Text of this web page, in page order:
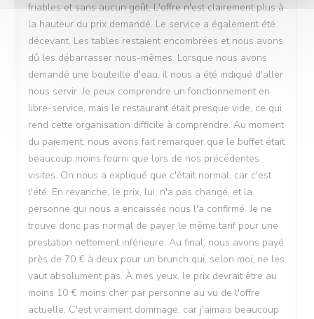
friables et sans aucun goût. L'offre n'est clairement plus à
la hauteur du prix demandé. Le service a également été
décevant. Les tables restaient encombrées et nous avons
dû les débarrasser nous-mêmes. Lorsque nous avons
demandé une bouteille d'eau, il nous a été indiqué d'aller
nous servir. Je peux comprendre un fonctionnement en
libre-service, mais le restaurant était presque vide, ce qui
rend cette organisation difficile à comprendre. Au moment
du paiement, nous avons fait remarquer que le buffet était
beaucoup moins fourni que lors de nos précédentes
visites. On nous a expliqué que c'était normal, car c'est
l'été. En revanche, le prix, lui, n'a pas changé, et la
personne qui nous a encaissés nous l'a confirmé. Je ne
trouve donc pas normal de payer le même tarif pour une
prestation nettement inférieure. Au final, nous avons payé
près de 70 € à deux pour un brunch qui, selon moi, ne les
vaut absolument pas. À mes yeux, le prix devrait être au
moins 10 € moins cher par personne au vu de l'offre
actuelle. C'est vraiment dommage, car j'aimais beaucoup